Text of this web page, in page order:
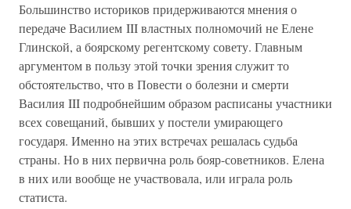
Большинство историков придерживаются мнения о
передаче Василием III властных полномочий не Елене
Глинской, а боярскому регентскому совету. Главным
аргументом в пользу этой точки зрения служит то
обстоятельство, что в Повести о болезни и смерти
Василия III подробнейшим образом расписаны участники
всех совещаний, бывших у постели умирающего
государя. Именно на этих встречах решалась судьба
страны. Но в них первична роль бояр-советников. Елена
в них или вообще не участвовала, или играла роль
статиста.